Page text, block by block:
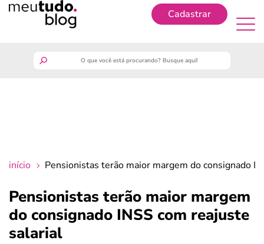
Cadastrar
crédito fácil
início Pensionistas terão maior margem do consignado
Pensionistas terão maior margem
do consignado INSS com reajuste
salarial